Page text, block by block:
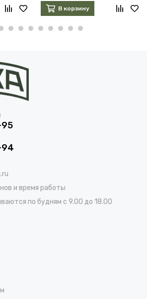
В корзину
и время работы
по будням с 9.00 до 18.00